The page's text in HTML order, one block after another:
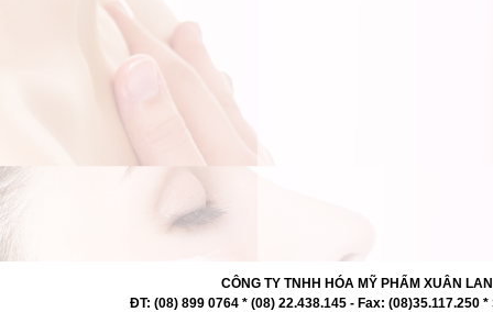
CÔNG TY TNHH HÓA MỸ PHẨM XUÂN
ĐT: (08) 899 0764 * (08) 22.438.145 - Fax: